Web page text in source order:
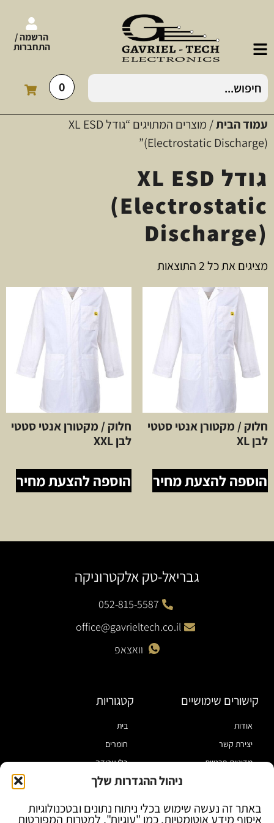
ניהול ההגדרות שלך
באתר זה נעשה שימוש בכלי ניתוח נתונים ובטכנולוגיות
איסוף מידע אוטומטיות, כמו "עוגיות", למטרות המפורטות
הרשמה /
התחברות
0
עמוד הבית
/ מוצרים המתויגים “גודל XL ESD
(Electrostatic Discharge)”
גודל XL ESD
(Electrostatic
Discharge)
מציגים את כל ⁦2⁩ התוצאות
חלוק / מקטורן אנטי סטטי
לבן XL
הוספה להצעת מחיר
חלוק / מקטורן אנטי סטטי
לבן XXL
הוספה להצעת מחיר
גבריאל-טק אלקטרוניקה
052-815-5587
office@gavrieltech.co.il
וואצאפ
קישורים שימושיים
אודות
יצירת קשר
מדיניות פרטיות
בלוג
קטגוריות
בית
חומרים
כלי עבודה
מוצרי הלחמה
ספקי כח ומודדים